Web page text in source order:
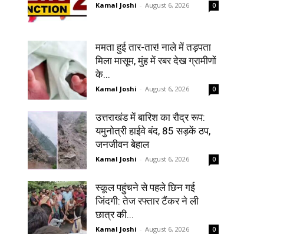
Kamal Joshi - August 6, 2026 0
ममता हुई तार-तार! नाले में तड़पता
मिला मासूम, मुंह में रबर देख ग्रामीणों
के...
Kamal Joshi - August 6, 2026 0
उत्तराखंड में बारिश का रौद्र रूप:
यमुनोत्री हाईवे बंद, 85 सड़कें ठप,
जनजीवन बेहाल
Kamal Joshi - August 6, 2026 0
स्कूल पहुंचने से पहले छिन गई
जिंदगी: तेज रफ्तार टैंकर ने ली
छात्र की...
Kamal Joshi - August 6, 2026 0